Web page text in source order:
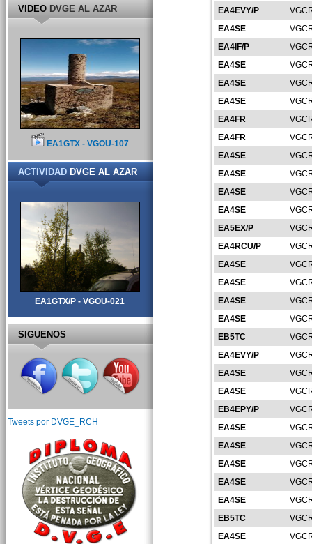
EA4EVY/P
EA4SE
EA4IF/P
EA4SE
EA4SE
EA4SE
EA4FR
EA4FR
EA4SE
EA4SE
EA4SE
EA4SE
EA5EX/P
EA4RCU/P
EA4SE
EA4SE
EA4SE
EA4SE
EB5TC
EA4EVY/P
EA4SE
EA4SE
EB4EPY/P
EA4SE
EA4SE
EA4SE
EA4SE
EA4SE
EB5TC
EA4SE
VIDEODVGE AL AZAR
EA1GTX - VGOU-107
ACTIVIDADDVGE AL AZAR
EA1GTX/P - VGOU-021
SIGUENOS
Tweets por DVGE_RCH